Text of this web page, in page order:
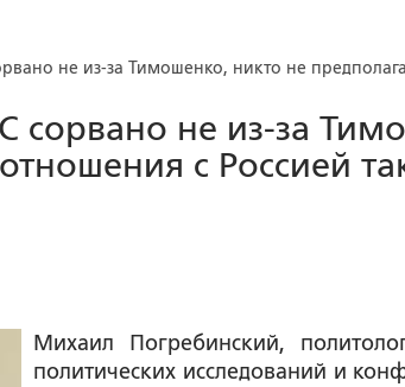
не из-за Тимошенко, никто не
сорвано не из-за
с Россией
Михаил Погребинский,
политических исследований и